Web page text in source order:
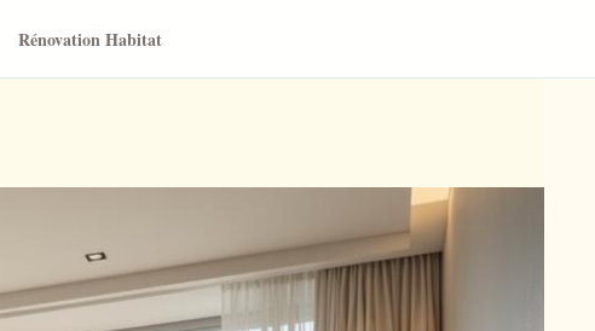
Rénovation Habitat